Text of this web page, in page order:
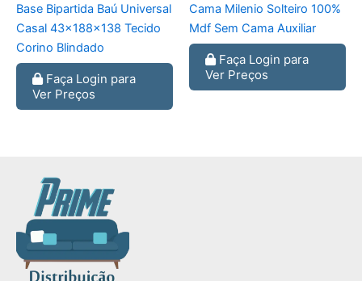
Base Bipartida Baú Universal
Casal 43x188x138 Tecido
Corino Blindado
Faça Login para
Ver Preços
Cama Milenio Solteiro 100%
Mdf Sem Cama Auxiliar
Faça Login para
Ver Preços